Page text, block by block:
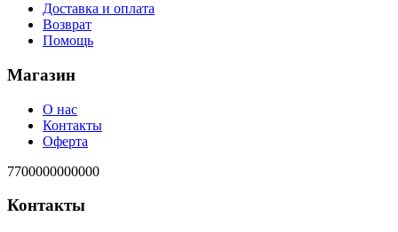
Доставка и оплата
Возврат
Помощь
Магазин
О нас
Контакты
Оферта
7700000000000
Контакты